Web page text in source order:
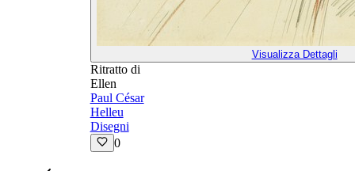
Visualizza Dettagli
Ritratto di
Ellen
Paul César
Helleu
Disegni
0